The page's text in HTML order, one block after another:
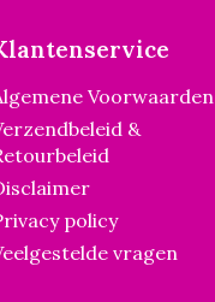
Voorwaarden
&
policy
vragen